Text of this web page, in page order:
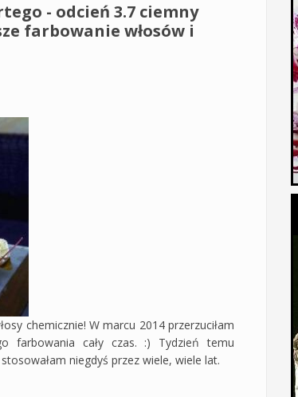
- odcień 3.7 ciemny
farbowanie włosów i
chemicznie! W marcu 2014 przerzuciłam
farbowania cały czas. :) Tydzień temu
niegdyś przez wiele, wiele lat.